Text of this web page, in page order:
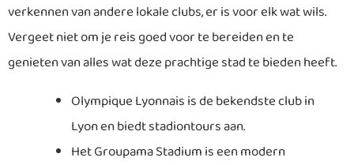
verkennen van andere lokale clubs, er is voor elk wat wils.
Vergeet niet om je reis goed voor te bereiden en te
genieten van alles wat deze prachtige stad te bieden heeft.
Olympique Lyonnais is de bekendste club in
Lyon en biedt stadiontours aan.
Het Groupama Stadium is een modern